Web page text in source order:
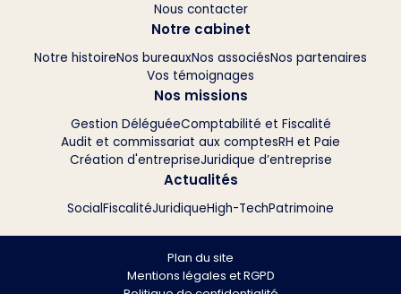
Nous contacter
Notre cabinet
Notre histoireNos bureauxNos associésNos partenaires
Vos témoignages
Nos missions
Gestion DéléguéeComptabilité et Fiscalité
Audit et commissariat aux comptesRH et Paie
Création d'entrepriseJuridique d’entreprise
Actualités
SocialFiscalitéJuridiqueHigh-TechPatrimoine
Plan du site
Mentions légales et RGPD